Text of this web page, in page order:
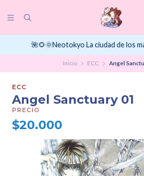
🌺🌻🌞Neotokyo La ciudad de los
Inicio ECC Angel
ECC
Angel Sanctuary 01
PRECIO
$20.000